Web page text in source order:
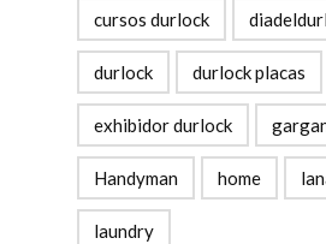
cursos durlock
durlock durlock placas
exhibidor durlock
Handyman home
laundry